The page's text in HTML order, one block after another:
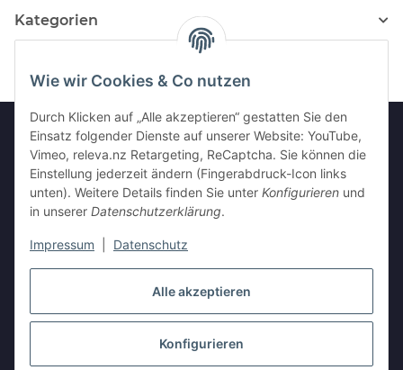
Alle akzeptieren
Konfigurieren
Wie wir Cookies & Co nutzen
Durch Klicken auf „Alle akzeptieren“ gestatten Sie den
Einsatz folgender Dienste auf unserer Website: YouTube,
Vimeo, releva.nz Retargeting, ReCaptcha. Sie können die
Einstellung jederzeit ändern (Fingerabdruck-Icon links
unten). Weitere Details finden Sie unter Konfigurieren und
in unserer Datenschutzerklärung.
Impressum Datenschutz
Kategorien
Informationen
Gesetzliche Informationen
Vertrag widerrufen